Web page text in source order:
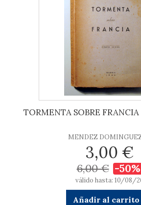
TORMENTA SOBRE
MENDEZ
3,00 €
6,00 € -50%
válido hasta: 10/08/
Añadir al carrito